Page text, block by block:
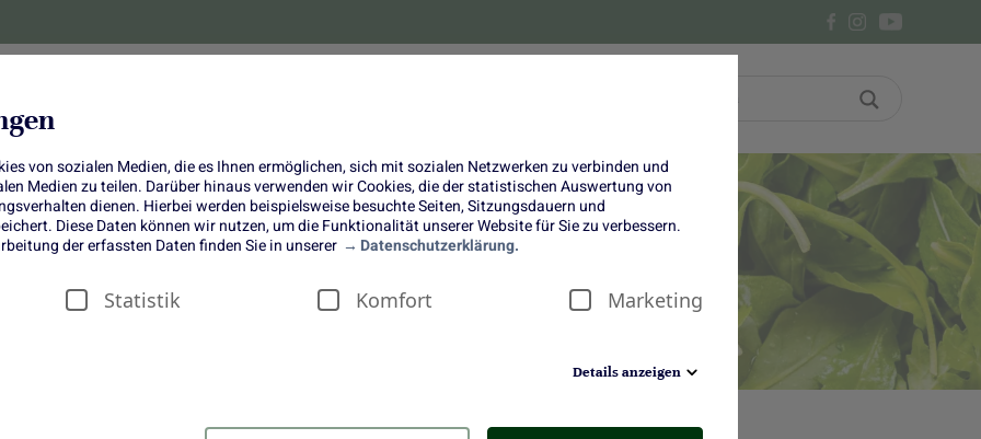
von sozialen Medien, die es Ihnen ermöglichen, sich mit sozialen Netzwerken zu verbinden und
Medien zu teilen. Darüber hinaus verwenden wir Cookies, die der statistischen Auswertung von
dienen. Hierbei werden beispielsweise besuchte Seiten, Sitzungsdauern und
Diese Daten können wir nutzen, um die Funktionalität unserer Website für Sie zu verbessern.
der erfassten Daten finden Sie in unserer
Datenschutzerklärung.
Statistik Komfort Marketing
Details anzeigen
Melonen-Spritz & Salat mit
gegrillten Pfirsichen